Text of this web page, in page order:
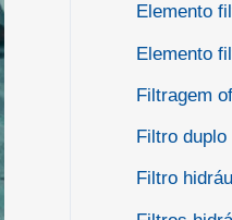
Elemento
Elemento
Filtragem
Filtro duplo
Filtro